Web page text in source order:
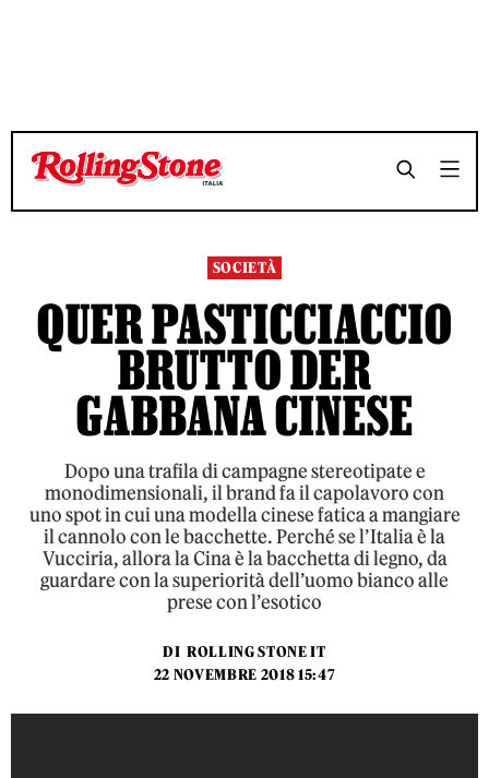
TEMPO DI LETTURA 5 MINUTI SHARE
TEMPO DI LETTURA 5 MINUTI SHARE
SOCIETÀ
QUER PASTICCIACCIO
BRUTTO DER
GABBANA CINESE
Dopo una trafila di campagne stereotipate e
monodimensionali, il brand fa il capolavoro con
uno spot in cui una modella cinese fatica a mangiare
il cannolo con le bacchette. Perché se l’Italia è la
Vucciria, allora la Cina è la bacchetta di legno, da
guardare con la superiorità dell’uomo bianco alle
prese con l’esotico
DI ROLLING STONE IT
22 NOVEMBRE 2018 15:47